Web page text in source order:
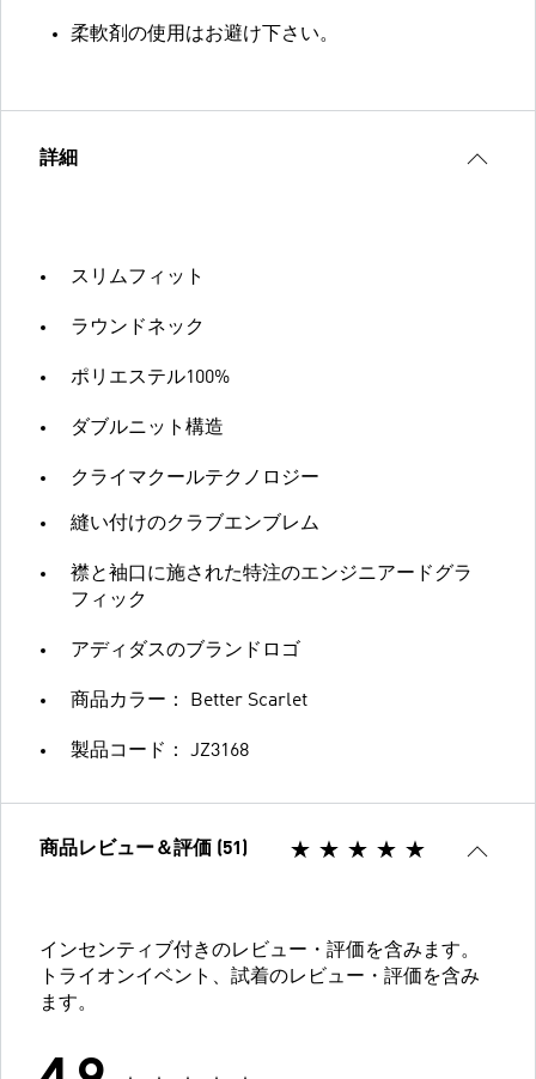
柔軟剤の使用はお避け下さい。
詳細
スリムフィット
ラウンドネック
ポリエステル100%
ダブルニット構造
クライマクールテクノロジー
縫い付けのクラブエンブレム
襟と袖口に施された特注のエンジニアードグラ
フィック
アディダスのブランドロゴ
商品カラー： Better Scarlet
製品コード： JZ3168
商品レビュー＆評価 (51)
インセンティブ付きのレビュー・評価を含みます。
トライオンイベント、試着のレビュー・評価を含み
ます。